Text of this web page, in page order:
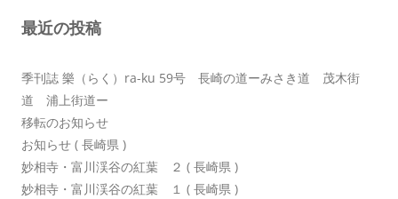
ン
最近の投稿
季刊誌 樂（らく）ra-ku 59号 長崎の道ーみさき道 茂木街
道 浦上街道ー
移転のお知らせ
お知らせ ( 長崎県 )
妙相寺・富川渓谷の紅葉 ２ ( 長崎県 )
妙相寺・富川渓谷の紅葉 １ ( 長崎県 )